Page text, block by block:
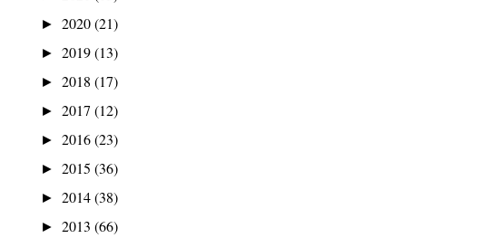
► 2020(21)
► 2019(13)
► 2018 (17)
► 2017 (12)
► 2016(23)
► 2015 (36)
► 2014(38)
► 2013 (66)